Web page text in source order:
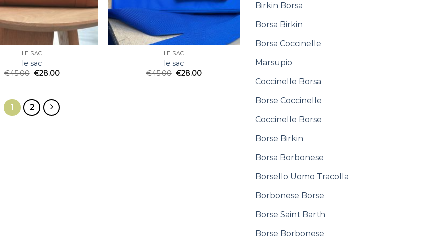
LE SAC
le sac
€45.00 €28.00
LE SAC
le sac
€45.00 €28.00
1 2
Birkin Borsa
Borsa Birkin
Borsa Coccinelle
Marsupio
Coccinelle Borsa
Borse Coccinelle
Coccinelle Borse
Borse Birkin
Borsa Borbonese
Borsello Uomo Tracolla
Borbonese Borse
Borse Saint Barth
Borse Borbonese